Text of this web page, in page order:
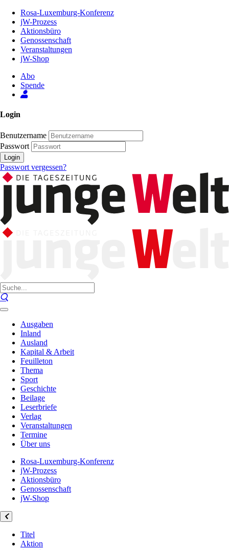
Inhalt
Seite
Rosa-Luxemburg-Konferenz
jW-Prozess
Aktionsbüro
Genossenschaft
Veranstaltungen
jW-Shop
Abo
Spende
Login
Benutzername
Passwort
Login
Passwort vergessen?
Ausgaben
Inland
Ausland
Kapital & Arbeit
Feuilleton
Thema
Sport
Geschichte
Beilage
Leserbriefe
Verlag
Veranstaltungen
Termine
Über uns
Rosa-Luxemburg-Konferenz
jW-Prozess
Aktionsbüro
Genossenschaft
jW-Shop
Titel
Aktion